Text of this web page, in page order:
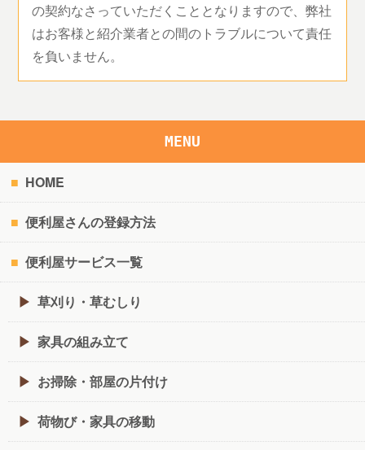
の契約なさっていただくこととなりますので、弊社
はお客様と紹介業者との間のトラブルについて責任
を負いません。
MENU
HOME
便利屋さんの登録方法
便利屋サービス一覧
草刈り・草むしり
家具の組み立て
お掃除・部屋の片付け
荷物び・家具の移動